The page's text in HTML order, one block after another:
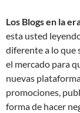
Los Blogs en la
esta usted
diferente a lo que
el mercado para
nuevas
promociones,
forma de hacer